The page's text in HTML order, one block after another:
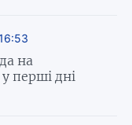
на
перші дні